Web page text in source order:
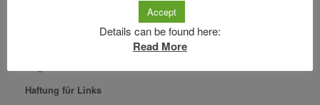
bleiben hiervon unberührt. Eine diesbezügliche Haftung ist jedoch
erst ab dem Zeitpunkt der Kenntnis einer konkreten
Rechtsverletzung möglich. Bei Bekanntwerden von
entsprechenden Rechtsverletzungen werden wir diese Inhalte
Haftung für Links
Accept
Details can be found here:
Read More